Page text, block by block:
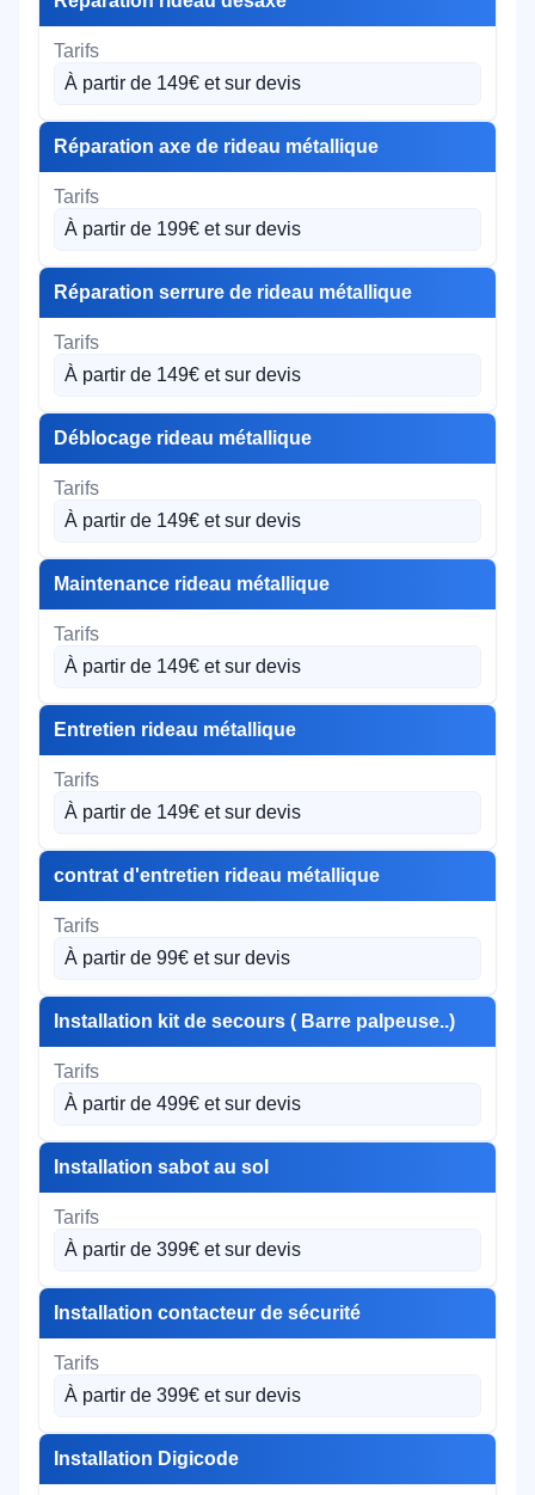
À partir de 149€ et sur devis
Réparation axe de rideau métallique
À partir de 199€ et sur devis
Réparation serrure de rideau métallique
À partir de 149€ et sur devis
Déblocage rideau métallique
À partir de 149€ et sur devis
Maintenance rideau métallique
À partir de 149€ et sur devis
Entretien rideau métallique
À partir de 149€ et sur devis
contrat d'entretien rideau métallique
À partir de 99€ et sur devis
Installation kit de secours ( Barre palpeuse..)
À partir de 499€ et sur devis
Installation sabot au sol
À partir de 399€ et sur devis
Installation contacteur de sécurité
À partir de 399€ et sur devis
Installation Digicode